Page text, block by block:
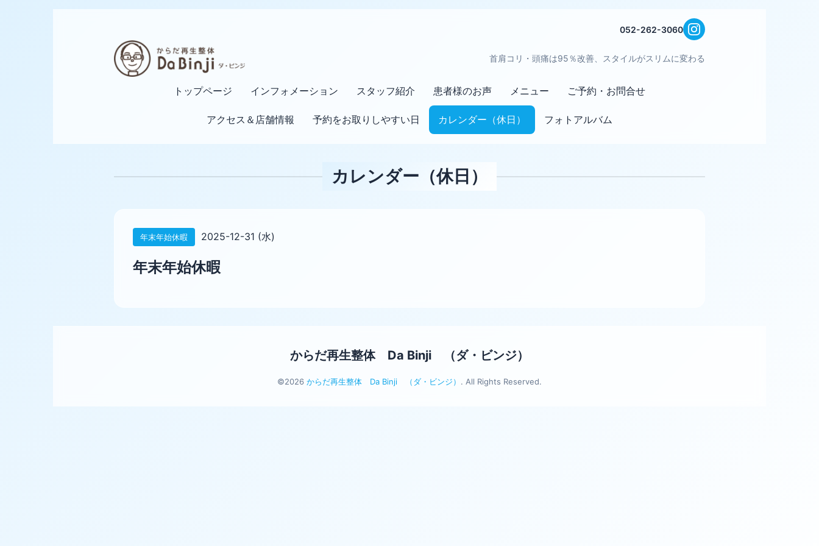
052-262-3060
首肩コリ・頭痛は95％改善、スタイルがスリムに変わる
トップページ インフォメーション スタッフ紹介 患者様のお声 メニュー ご予約・お問合せ
アクセス＆店舗情報 予約をお取りしやすい日 カレンダー（休日） フォトアルバム
カレンダー（休日）
年末年始休暇 2025-12-31 (水)
年末年始休暇
からだ再生整体 Da Binji （ダ・ビンジ）
©2026 からだ再生整体 Da Binji （ダ・ビンジ） . All Rights Reserved.